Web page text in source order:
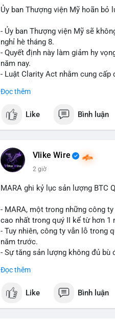
Ủy ban Thượng viện Mỹ hoãn
- Ủy ban Thượng viện Mỹ sẽ
nghỉ hè tháng 8.
- Quyết định này làm giảm hy
năm nay.
- Luật Clarity Act nhằm cung
- Sự trì hoãn có thể ảnh hưởng
$btc $eth
#vlikevn
📰 Nguồn: CoinDesk
Đọc thêm
Like Bình luận
Vlike Wire
2 giờ
MARA ghi kỷ lục sản lượng BTC
- MARA, một trong những công
cao nhất trong quý II kể từ hơn 1
- Tuy nhiên, công ty vẫn lỗ trong
năm trước.
- Sự tăng sản lượng không đủ
#vlikevn #titanbot
Đọc thêm
Like Bình luận